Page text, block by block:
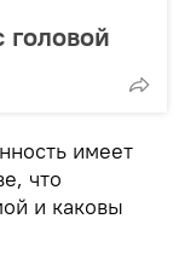
головой
имеет
что
и каковы